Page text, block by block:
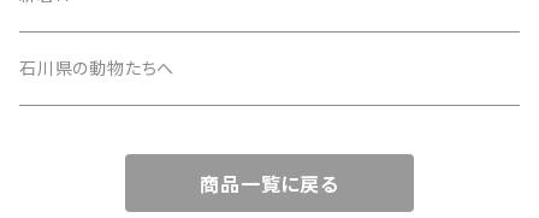
石川県の動物たちへ
商品一覧に戻る